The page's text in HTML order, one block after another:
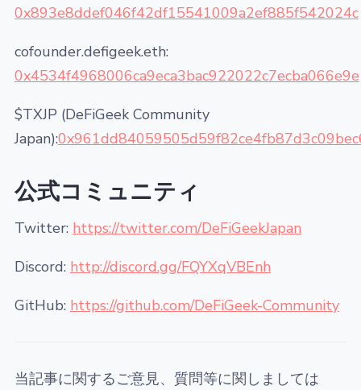
0x893e8ddef046f42df15541009a2ef885f542024c
cofounder.defigeek.eth:
0x4534f4968006ca9eca3bac922022c7ecba066e9e
$TXJP (DeFiGeek Community
Japan):
公式コミュニティ
Twitter: https://twitter.com/DeFiGeekJapan
Discord: http://discord.gg/FQYXqVBEnh
GitHub: https://github.com/DeFiGeek-Community
当記事に関するご意見、質問等に関しましては